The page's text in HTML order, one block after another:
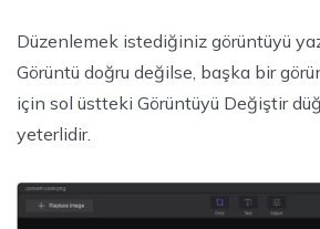
Düzenlemek istediğiniz görüntüyü
Görüntü doğru değilse, başka bir
için sol üstteki Görüntüyü Değiştir
yeterlidir.